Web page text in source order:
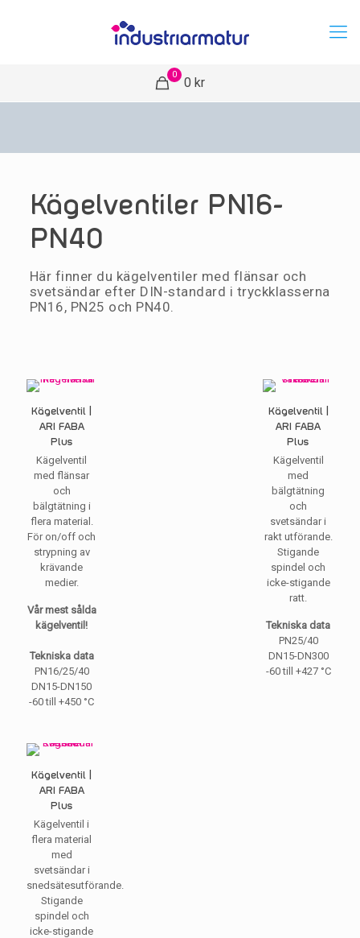
0
0 kr
Kägelventiler PN16-
PN40
Här finner du kägelventiler med flänsar och
svetsändar efter DIN-standard i tryckklasserna
PN16, PN25 och PN40.
Kägelventil |
ARI FABA
Plus
Kägelventil
med flänsar
och
bälgtätning i
flera material.
För on/off och
strypning av
krävande
medier.
Vår mest sålda
kägelventil!
Tekniska data
PN16/25/40
DN15-DN150
-60 till +450 °C
Kägelventil |
ARI FABA
Plus
Kägelventil
med
bälgtätning
och
svetsändar i
rakt utförande.
Stigande
spindel och
icke-stigande
ratt.
Tekniska data
PN25/40
DN15-DN300
-60 till +427 °C
Kägelventil |
ARI FABA
Plus
Kägelventil i
flera material
med
svetsändar i
snedsätesutförande.
Stigande
spindel och
icke-stigande